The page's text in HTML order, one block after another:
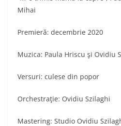
Mihai
Premieră: decembrie 2020
Muzica: Paula Hriscu şi Ovidiu
Versuri: culese din popor
Orchestraţie: Ovidiu Szilaghi
Mastering: Studio Ovidiu